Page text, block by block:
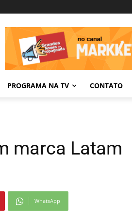
PROGRAMA NA TV CONTATO
marca Latam
WhatsApp